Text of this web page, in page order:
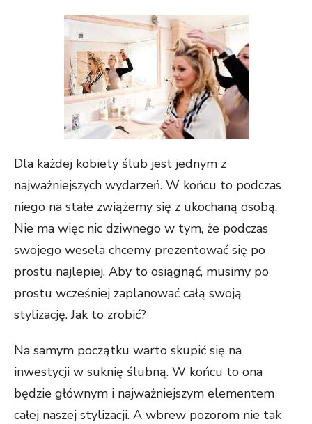
Dla każdej kobiety ślub jest jednym z
najważniejszych wydarzeń. W końcu to podczas
niego na stałe zwiążemy się z ukochaną osobą.
Nie ma więc nic dziwnego w tym, że podczas
swojego wesela chcemy prezentować się po
prostu najlepiej. Aby to osiągnąć, musimy po
prostu wcześniej zaplanować całą swoją
stylizację. Jak to zrobić?
Na samym początku warto skupić się na
inwestycji w suknię ślubną. W końcu to ona
będzie głównym i najważniejszym elementem
całej naszej stylizacji. A wbrew pozorom nie tak